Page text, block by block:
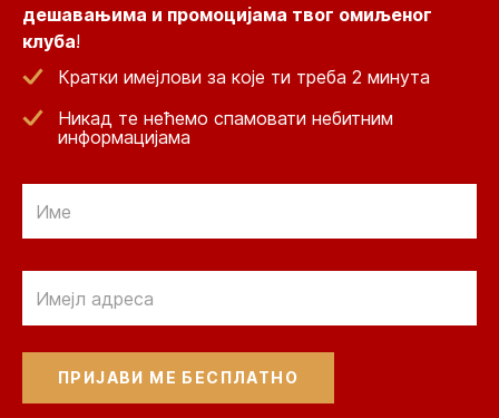
дешавањима и промоцијама твог омиљеног
клуба!
Кратки имејлови за које ти треба 2 минута
Никад те нећемо спамовати небитним
информацијама